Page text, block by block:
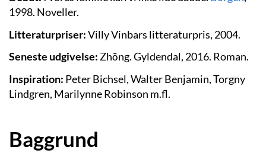
1998. Noveller.
Litteraturpriser:Villy Vinbars litteraturpris, 2004.
Seneste udgivelse:Zhōng. Gyldendal, 2016. Roman.
Inspiration: Peter Bichsel, Walter Benjamin, Torgny
Lindgren, Marilynne Robinson m.fl.
Baggrund